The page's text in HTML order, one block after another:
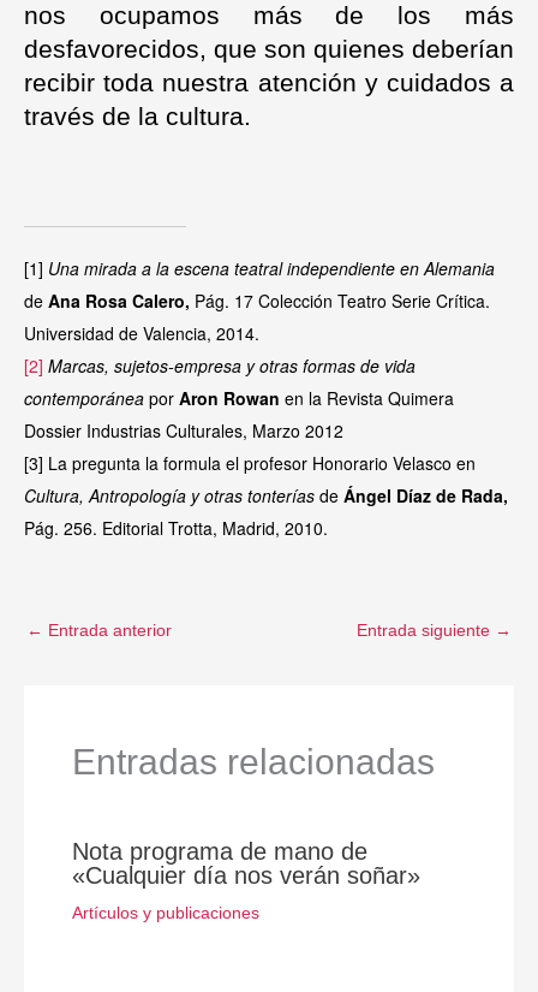
nos ocupamos más de los más
desfavorecidos, que son quienes deberían
recibir toda nuestra atención y cuidados a
través de la cultura.
[1] Una mirada a la escena teatral independiente en Alemania
de Ana Rosa Calero, Pág. 17 Colección Teatro Serie Crítica.
Universidad de Valencia, 2014.
[2] Marcas, sujetos-empresa y otras formas de vida
contemporánea por Aron Rowan en la Revista Quimera
Dossier Industrias Culturales, Marzo 2012
[3] La pregunta la formula el profesor Honorario Velasco en
Cultura, Antropología y otras tonterías de Ángel Díaz de Rada,
Pág. 256. Editorial Trotta, Madrid, 2010.
← Entrada anterior Entrada siguiente →
Entradas relacionadas
Nota programa de mano de
«Cualquier día nos verán soñar»
Artículos y publicaciones